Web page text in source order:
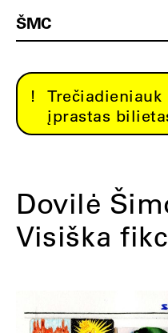
ŠMC
įprastas
Dovilė
Visiška